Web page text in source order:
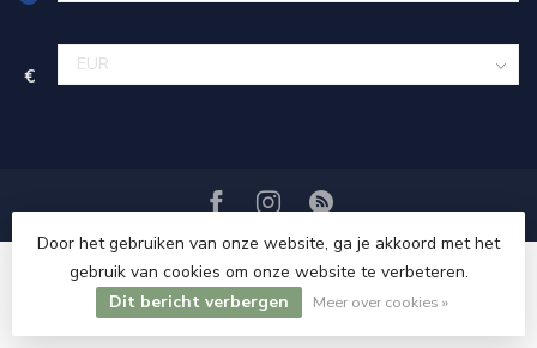
€
© Copyright 2026 Sweet Living Shop
Door het gebruiken van onze website, ga je akkoord met het
gebruik van cookies om onze website te verbeteren.
Dit bericht verbergen
Meer over cookies »